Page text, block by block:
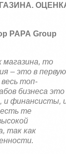
PAPA Group
магазина, то
– это в первую
топ-
бизнеса это
и финансисты,
те
так как